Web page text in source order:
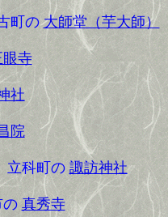
町の大師堂（芋大師）
眼寺
社
院
立科町の 諏訪神社
の 真秀寺